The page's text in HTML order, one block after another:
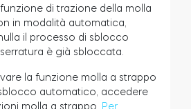
di trazione della molla
in modalità automatica,
il processo di sblocco
è già sbloccata.
la funzione molla a strappo
automatico, accedere
molla a strappo.
Per